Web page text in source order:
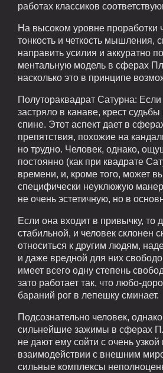
работах классиков
На высоком уровне проработки
тонкость и четкость мышления,
направить усилия и аккуратно
ментальную модель в сферах
насколько это в принципе
Полутораквадрат Сатурна:
застряло в канаве, крест
спине. Этот аспект дает в
препятствия, похожие на
но трудно. Человек, однако,
постоянно (как при квадрате
времени, и, кроме того, может
специфически неуклюжую
не очень эстетичную, но в
Если она входит в привычку, то
стабильной, и человек склонен
относиться к другим людям,
и даже вредной для них
имеет всего одну степень
зато работает так, что любо-
бараний рог в лепешку сминает.
Подсознательно человек,
сильнейшие зажимы в сферах
не дают ему сойти с очень узкой
взаимодействии с внешним
сильные комплексы